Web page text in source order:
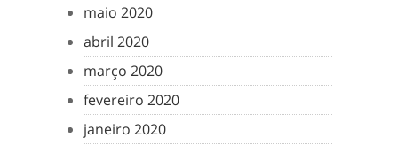
maio 2020
abril 2020
março 2020
fevereiro 2020
janeiro 2020